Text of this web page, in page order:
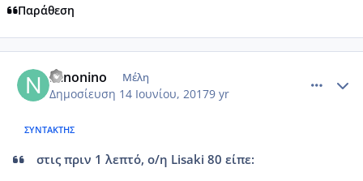
Παράθεση
Ninonino Μέλη
Δημοσίευση 14 Ιουνίου, 20179 yr
ΣΥΝΤΆΚΤΗΣ
στις πριν 1 λεπτό, ο/η Lisaki 80 είπε: